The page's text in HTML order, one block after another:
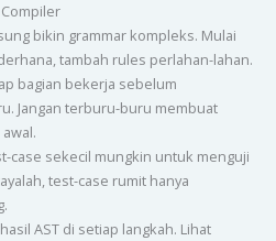
bikin grammar kompleks. Mulai
tambah rules perlahan-lahan.
bagian bekerja sebelum
Jangan terburu-buru membuat
case sekecil mungkin untuk menguji
test-case rumit hanya
AST di setiap langkah. Lihat